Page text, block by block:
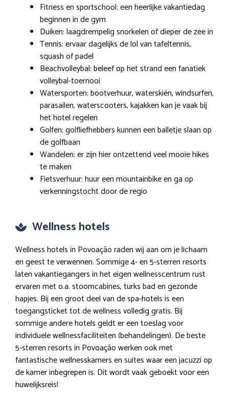
Fitness en sportschool: een heerlijke vakantiedag
beginnen in de gym
Duiken: laagdrempelig snorkelen of dieper de zee in
Tennis: ervaar dagelijks de lol van tafeltennis,
squash of padel
Beachvolleybal: beleef op het strand een fanatiek
volleybal-toernooi
Watersporten: bootverhuur, waterskiën, windsurfen,
parasailen, waterscooters, kajakken kan je vaak bij
het hotel regelen
Golfen: golfliefhebbers kunnen een balletje slaan op
de golfbaan
Wandelen: er zijn hier ontzettend veel mooie hikes
te maken
Fietsverhuur: huur een mountainbike en ga op
verkenningstocht door de regio
Wellness hotels
Wellness hotels in Povoação raden wij aan om je lichaam
en geest te verwennen. Sommige 4- en 5-sterren resorts
laten vakantiegangers in het eigen wellnesscentrum rust
ervaren met o.a. stoomcabines, turks bad en gezonde
hapjes. Bij een groot deel van de spa-hotels is een
toegangsticket tot de wellness volledig gratis. Bij
sommige andere hotels geldt er een toeslag voor
individuele wellnessfaciliteiten (behandelingen). De beste
5-sterren resorts in Povoação werken ook met
fantastische wellnesskamers en suites waar een jacuzzi op
de kamer inbegrepen is. Dit wordt vaak geboekt voor een
huwelijksreis!